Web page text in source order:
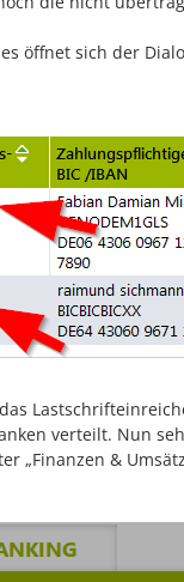
öffnet sich der
verteilt. Nun
„Finanzen &